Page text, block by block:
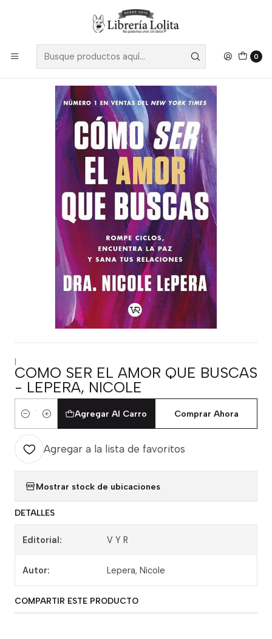
0
Despacho a todo Chile
|
COMO SER EL AMOR QUE BUSCAS
- LEPERA, NICOLE
Cantidad
Agregar Al Carro Comprar Ahora
Agregar a la lista de favoritos
Mostrar stock de ubicaciones
DETALLES
Editorial: V Y R
Autor: Lepera, Nicole
COMPARTIR ESTE PRODUCTO